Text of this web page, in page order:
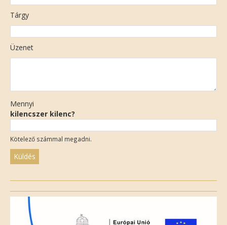
Tárgy
Üzenet
Mennyi
kilencszer kilenc?
Kötelező számmal megadni.
this
empty.